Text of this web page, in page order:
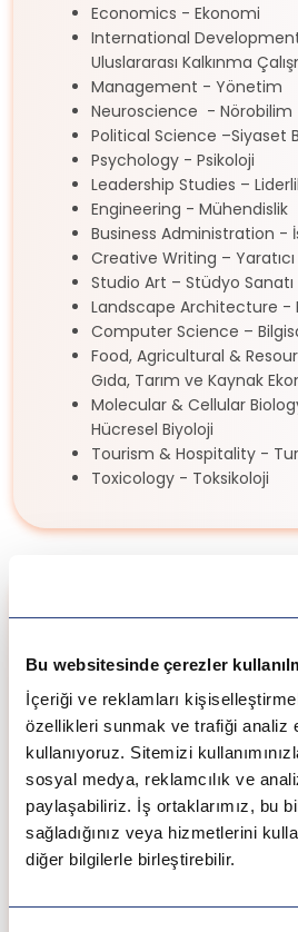
Bu websitesinde çerezler
İçeriği ve reklamları
özellikleri sunmak ve trafiği analiz
kullanıyoruz. Sitemizi
sosyal medya, reklamcılık ve
paylaşabiliriz. İş ortaklarımız, bu
sağladığınız veya hizmetlerini
diğer bilgilerle birleştirebilir.
Economics - Ekonomi
International
Uluslararası Kalkınma
Management - Yönetim
Neuroscience - Nörobilim
Political Science –Siyaset
Psychology - Psikoloji
Leadership Studies –
Engineering - Mühendislik
Business Administration -
Creative Writing – Yaratıcı
Studio Art – Stüdyo Sanatı
Landscape Architecture -
Computer Science –
Food, Agricultural &
Gıda, Tarım ve Kaynak
Molecular & Cellular
Hücresel Biyoloji
Tourism & Hospitality -
Toxicology - Toksikoloji
MBA Programı
The Lang’s MBA (On-
karışımıdır)
Gereken Not
Taban Puanlar
Lisans başvurularında gerekli
77-85 aralığıdır.
Yüksek lisans başvurularında
ortalama ise 2.7’dir. Özellikle son